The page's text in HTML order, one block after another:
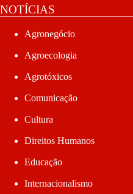
NOTÍCIAS
Agronegócio
Agroecologia
Agrotóxicos
Comunicação
Cultura
Direitos Humanos
Educação
Internacionalismo